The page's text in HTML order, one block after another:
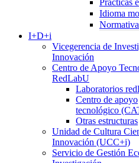
Prácticas
Idioma
I+D+i
Vicegerencia de
Innovación
Centro de Apoyo
RedLabU
Laboratorios
Centro de apoyo
tecnológico
Otras estructuras
Unidad de Cultura
Innovación (UCC+i)
Servicio de Gestión